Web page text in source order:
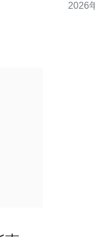
计算能
发，
2026